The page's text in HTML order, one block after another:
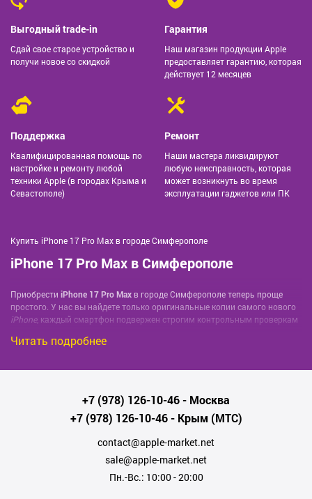
Выгодный trade-in
Сдай свое старое устройство и
получи новое со скидкой
Гарантия
Наш магазин продукции Apple
предоставляет гарантию, которая
действует 12 месяцев
Поддержка
Квалифицированная помощь по
настройке и ремонту любой
техники Apple (в городах Крыма и
Севастополе)
Ремонт
Наши мастера ликвидируют
любую неисправность, которая
может возникнуть во время
эксплуатации гаджетов или ПК
Купить iPhone 17 Pro Max в городе Симферополе
iPhone 17 Pro Max в Симферополе
Приобрести iPhone 17 Pro Maxв городе Симферополе теперь проще
простого. У нас вы найдете только оригинальные копии самого нового
iPhone, каждый смартфон подвержен строгим контрольным проверкам
долговечность покупки.
кабелем для передачи данных.
Мы предлагаем быструю и бесплатную доставку по всему городу
сегодня: станьте обладателемiPhone 17 Pro Maxуже прямо сейчас и
ощутите всю мощь и преимущество данной модели.
Любые вопросы по наличию, ценам или доставке вы можете задать
Читать подробнее
+7 (978) 126-10-46- Москва
+7 (978) 126-10-46- Крым (МТС)
contact@apple-market.net
sale@apple-market.net
Пн.-Вс.: 10:00 - 20:00